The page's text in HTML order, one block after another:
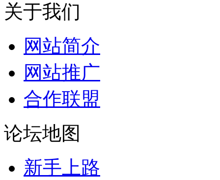
关于我们
网站简介
网站推广
合作联盟
论坛地图
新手上路